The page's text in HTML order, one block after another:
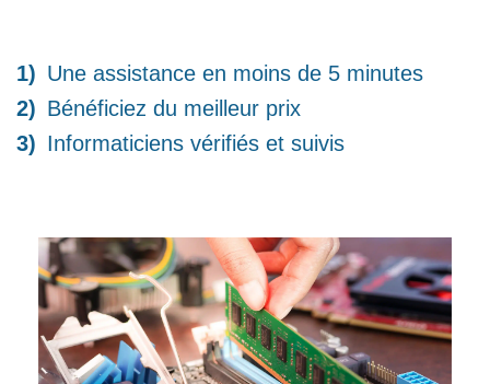
Une assistance en moins de 5 minutes
Bénéficiez du meilleur prix
Informaticiens vérifiés et suivis